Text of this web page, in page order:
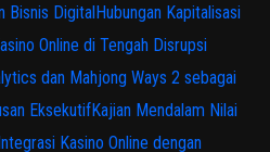
Bisnis DigitalHubungan Kapitalisasi
Online di Tengah Disrupsi
dan Mahjong Ways 2 sebagai
EksekutifKajian Mendalam Nilai
Kasino Online dengan